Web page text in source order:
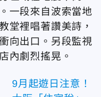
一段來自波索當地
堂裡唱著讚美詩，
向出口。另段監視
內劇烈搖晃。
9月起遊日注意！